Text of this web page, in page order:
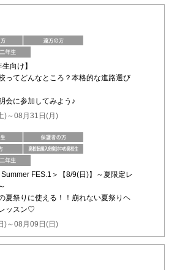
生向け】
ってどんなところ？本格的な進路選び
会に参加してみよう♪
)～08月31日(月)
Summer FES.1＞【8/9(日)】～夏限定レ
夏祭りに使える！！崩れない夏祭りヘ
ッスン♡
)～08月09日(日)